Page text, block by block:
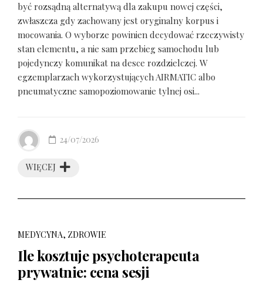
być rozsądną alternatywą dla zakupu nowej części,
zwłaszcza gdy zachowany jest oryginalny korpus i
mocowania. O wyborze powinien decydować rzeczywisty
stan elementu, a nie sam przebieg samochodu lub
pojedynczy komunikat na desce rozdzielczej. W
egzemplarzach wykorzystujących AIRMATIC albo
pneumatyczne samopoziomowanie tylnej osi...
WIĘCEJ
24/07/2026
MEDYCYNA, ZDROWIE
Ile kosztuje psychoterapeuta
prywatnie: cena sesji